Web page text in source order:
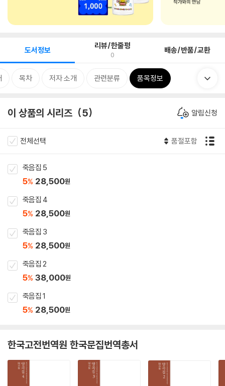
도서정보 리뷰/한줄평
0 배송/반품/교환
목차 저자 소개 관련분류 품목정보
이 상품의 시리즈 5 알림신청
전체선택 품절포함
죽음집 5
5% 28,500원
죽음집 4
5% 28,500원
죽음집 3
5% 28,500원
죽음집 2
5% 38,000원
죽음집 1
5% 28,500원
한국고전번역원 한국문집번역총서